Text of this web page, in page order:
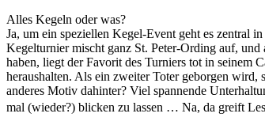
Alles Kegeln oder was?
Ja, um ein speziellen Kegel-Event geht es zentral
Kegelturnier mischt ganz St. Peter-Ording auf,
haben, liegt der Favorit des Turniers tot in seinem
heraushalten. Als ein zweiter Toter geborgen
anderes Motiv dahinter? Viel spannende
mal (wieder?) blicken zu lassen … Na, da greift